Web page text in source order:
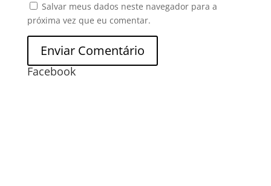
Salvar meus dados neste navegador para a
próxima vez que eu comentar.
Facebook